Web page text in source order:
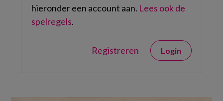
hieronder een account aan. Lees ook de
spelregels.
Registreren Login